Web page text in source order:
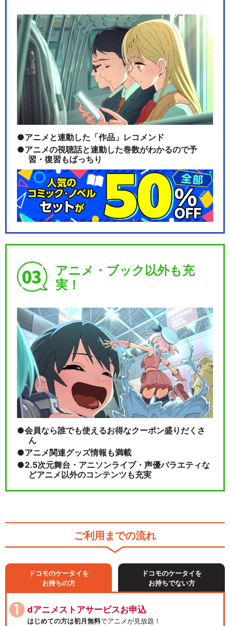
アニメと連動した「作品」レコメンド
アニメの視聴話と連動した巻数がわかるので予
習・復習もばっちり
アニメ・ブック以外も充
実！
会員なら誰でも使えるお得なクーポン盛りだくさ
ん
アニメ関連グッズ情報も満載
2.5次元舞台・アニソンライブ・声優バラエティな
どアニメ以外のコンテンツも充実
ご利用までの流れ
ドコモのケータイを
お持ちの方
ドコモのケータイを
お持ちでない方
dアニメストアサービスお申込
はじめての方は初月無料でアニメが見放題！